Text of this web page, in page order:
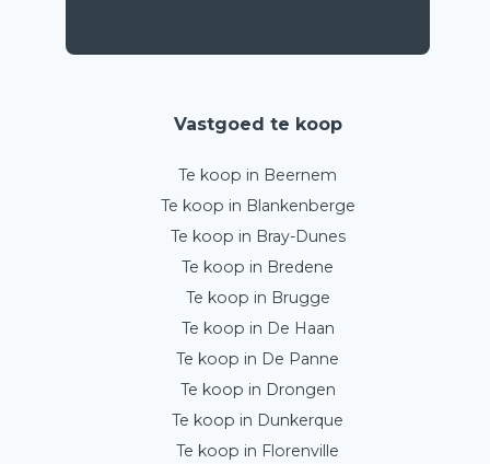
Vastgoed te koop
Te koop in Beernem
Te koop in Blankenberge
Te koop in Bray-Dunes
Te koop in Bredene
Te koop in Brugge
Te koop in De Haan
Te koop in De Panne
Te koop in Drongen
Te koop in Dunkerque
Te koop in Florenville